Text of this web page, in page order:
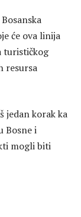
će ova linija
turističkog
resursa
jedan korak ka
Bosne i
mogli biti